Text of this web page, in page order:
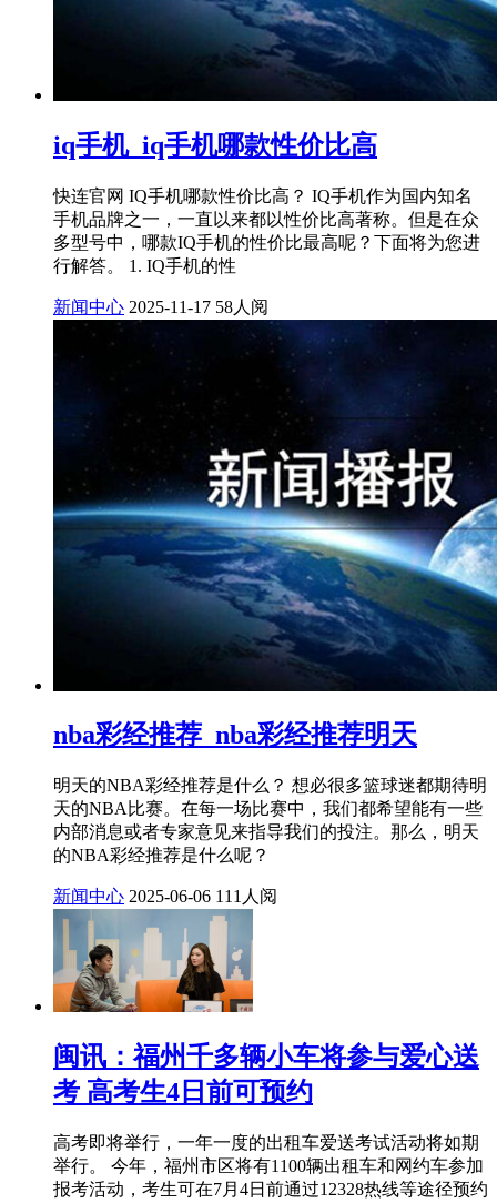
iq手机_iq手机哪款性价比高
快连官网 IQ手机哪款性价比高？ IQ手机作为国内知名
手机品牌之一，一直以来都以性价比高著称。但是在众
多型号中，哪款IQ手机的性价比最高呢？下面将为您进
行解答。 1. IQ手机的性
新闻中心 2025-11-17 58人阅
nba彩经推荐_nba彩经推荐明天
明天的NBA彩经推荐是什么？ 想必很多篮球迷都期待明
天的NBA比赛。在每一场比赛中，我们都希望能有一些
内部消息或者专家意见来指导我们的投注。那么，明天
的NBA彩经推荐是什么呢？
新闻中心 2025-06-06 111人阅
闽讯：福州千多辆小车将参与爱心送
考 高考生4日前可预约​
高考即将举行，一年一度的出租车爱送考试活动将如期
举行。 今年，福州市区将有1100辆出租车和网约车参加
报考活动，考生可在7月4日前通过12328热线等途径预约